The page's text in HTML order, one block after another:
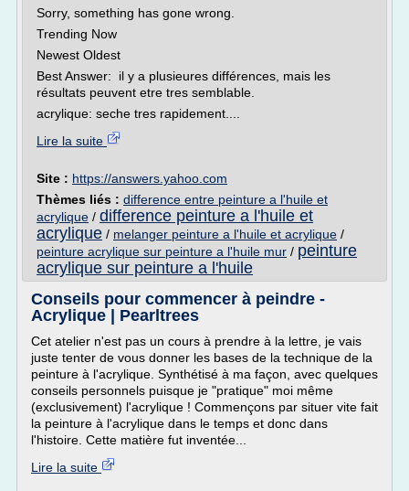
Sorry, something has gone wrong.
Trending Now
Newest Oldest
Best Answer: il y a plusieures différences, mais les
résultats peuvent etre tres semblable.
acrylique: seche tres rapidement....
Lire la suite
Site : https://answers.yahoo.com
Thèmes liés : difference entre peinture a l'huile et
acrylique / difference peinture a l'huile et
acrylique / melanger peinture a l'huile et acrylique /
peinture acrylique sur peinture a l'huile mur / peinture
acrylique sur peinture a l'huile
Conseils pour commencer à peindre -
Acrylique | Pearltrees
Cet atelier n'est pas un cours à prendre à la lettre, je vais
juste tenter de vous donner les bases de la technique de la
peinture à l'acrylique. Synthétisé à ma façon, avec quelques
conseils personnels puisque je "pratique" moi même
(exclusivement) l'acrylique ! Commençons par situer vite fait
la peinture à l'acrylique dans le temps et donc dans
l'histoire. Cette matière fut inventée...
Lire la suite